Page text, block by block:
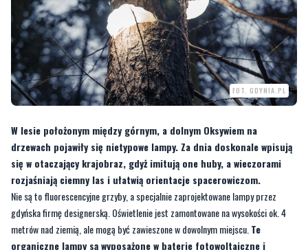
FOT. GDYNIA.PL
W lesie położonym między górnym, a dolnym Oksywiem na
drzewach pojawiły się nietypowe lampy. Za dnia doskonale wpisują
rozjaśniają ciemny las i ułatwią orientacje spacerowiczom.
Nie są to fluorescencyjne grzyby, a specjalnie zaprojektowane lampy przez
gdyńska firmę designerską. Oświetlenie jest zamontowane na wysokości ok. 4
metrów nad ziemią, ale mogą być zawieszone w dowolnym miejscu.Te
organiczne lampy są wyposażone w baterie fotowoltaiczne i
czerpią energię ze słońca, reagują one na podczerwień i światło
innej lampy, zapalają się w odpowiedzi na rozbłysk na sąsiednim
drzewie.